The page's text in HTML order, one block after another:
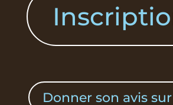
Donner son avis